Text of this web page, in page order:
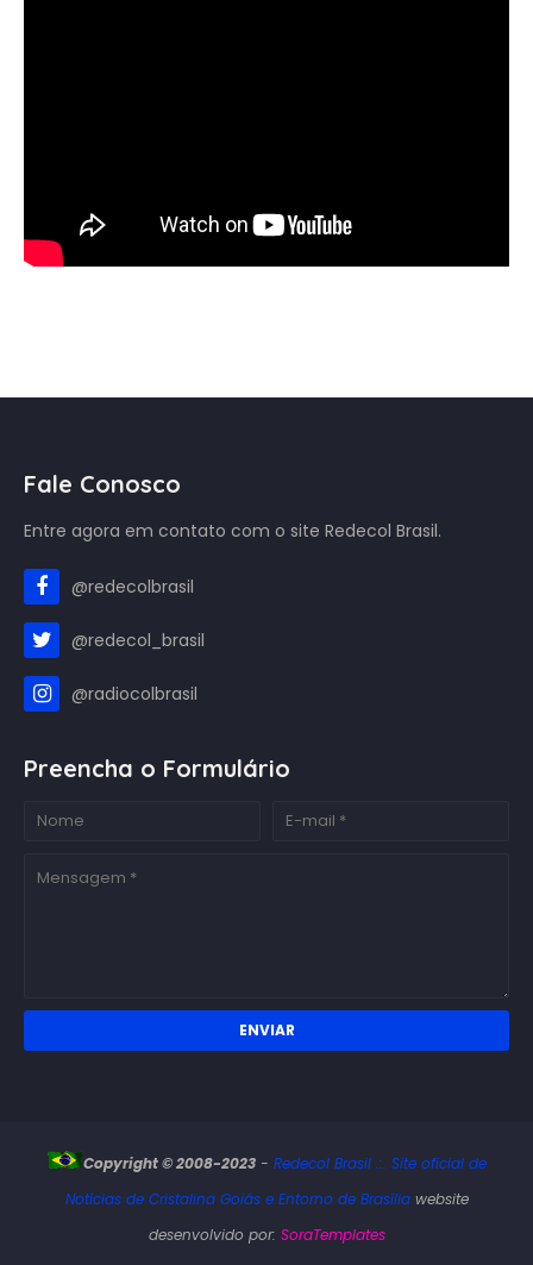
Fale Conosco
Entre agora em contato com o site Redecol Brasil.
@redecolbrasil
@redecol_brasil
@radiocolbrasil
Preencha o Formulário
Copyright © 2008-2023- Redecol Brasil .:. Site oficial de
Notícias de Cristalina Goiás e Entorno de Brasíliawebsite
desenvolvido por: SoraTemplates